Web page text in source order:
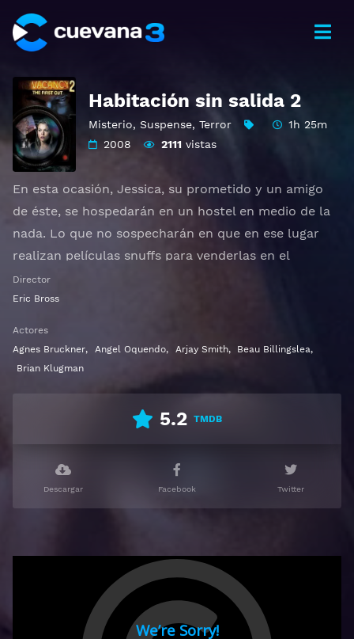
Habitación sin salida 2
Misterio, Suspense, Terror
1h 25m
2008
2111 vistas
En esta ocasión, Jessica, su prometido y un amigo
de éste, se hospedarán en un hostel en medio de la
nada. Lo que no sospecharán en que en ese lugar
realizan películas snuffs para venderlas en el
mercado negro con los huespedes que se alojan allí.
Idioma español latino, subtitulado, castellano
Director
Eric Bross
Actores
Agnes Bruckner, Angel Oquendo, Arjay Smith, Beau Billingslea,
Brian Klugman
5.2 TMDB
Descargar Facebook Twitter